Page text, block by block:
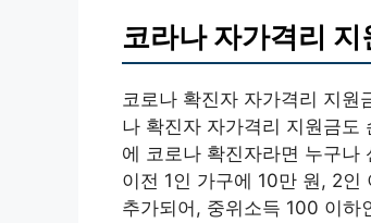
코라나 자가격리 지
코로나 확진자 자가격리 지원
나 확진자 자가격리 지원금도
에 코로나 확진자라면 누구나
이전 1인 가구에 10만 원, 2인
추가되어, 중위소득 100 이하